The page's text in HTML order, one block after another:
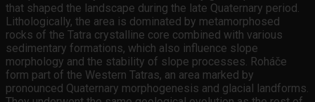
that shaped the landscape during the late Quaternary period.
Lithologically, the area is dominated by metamorphosed
rocks of the Tatra crystalline core combined with various
sedimentary formations, which also influence slope
morphology and the stability of slope processes. Roháče
form part of the Western Tatras, an area marked by
pronounced Quaternary morphogenesis and glacial landforms.